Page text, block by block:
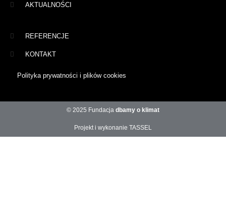
AKTUALNOŚCI
REFERENCJE
KONTAKT
Polityka prywatności i plików cookies
© 2025 Fundacja dbamy o klimat
Projekt i wykonanie TASSEL